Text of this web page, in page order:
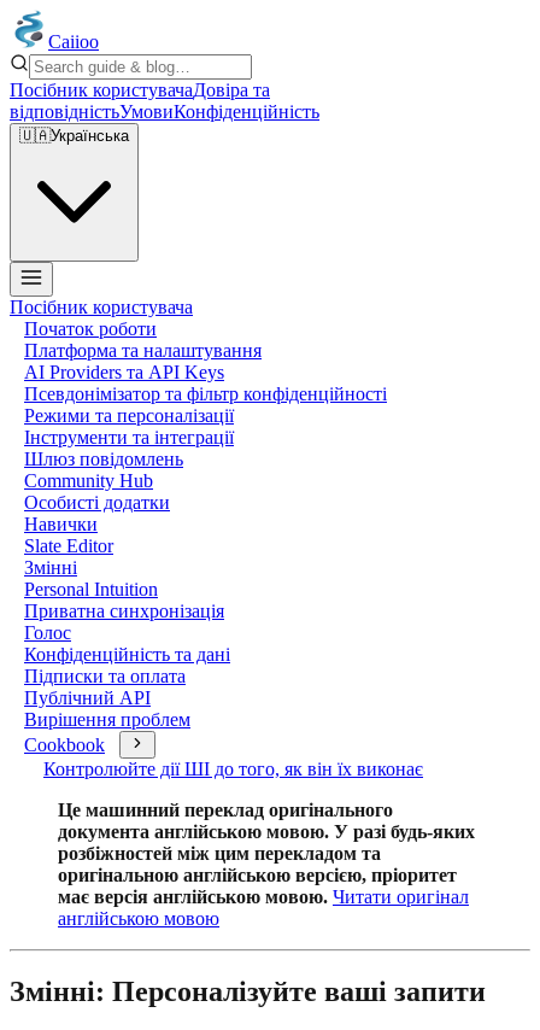
Caiioo
Посібник користувачаДовіра та
відповідністьУмовиКонфіденційність
🇺🇦Українська
Посібник користувача
Початок роботи
Платформа та налаштування
AI Providers та API Keys
Псевдонімізатор та фільтр конфіденційності
Режими та персоналізації
Інструменти та інтеграції
Шлюз повідомлень
Community Hub
Особисті додатки
Навички
Slate Editor
Змінні
Personal Intuition
Приватна синхронізація
Голос
Конфіденційність та дані
Підписки та оплата
Публічний API
Вирішення проблем
Cookbook
Контролюйте дії ШІ до того, як він їх виконає
Це машинний переклад оригінального
документа англійською мовою. У разі будь-яких
розбіжностей між цим перекладом та
оригінальною англійською версією, пріоритет
має версія англійською мовою. Читати оригінал
англійською мовою
Змінні: Персоналізуйте ваші запити